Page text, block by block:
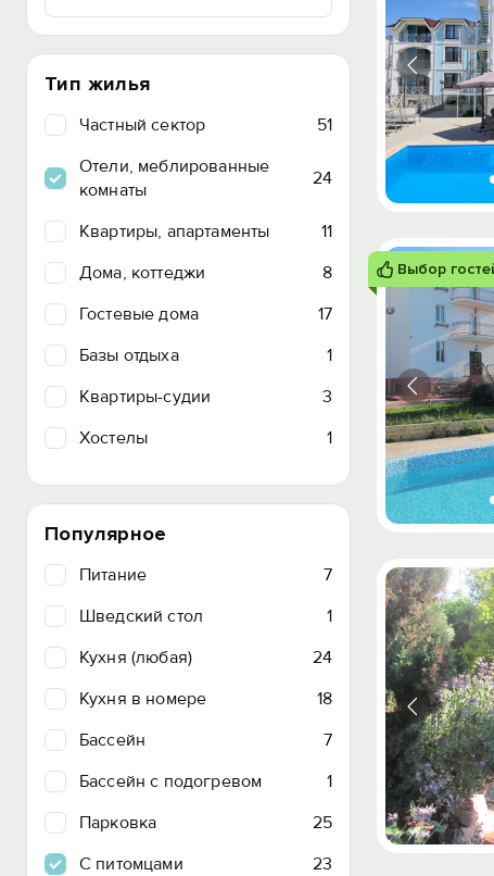
Тип жилья
Частный сектор
51
Отели, меблированные
комнаты
24
Квартиры, апартаменты
11
Дома, коттеджи
8
Гостевые дома
17
Базы отдыха
1
Квартиры-судии
3
Хостелы
1
Популярное
Питание
7
Шведский стол
1
Кухня (любая)
24
Кухня в номере
18
Бассейн
7
Бассейн с подогревом
1
Парковка
25
C питомцами
23
Выбор